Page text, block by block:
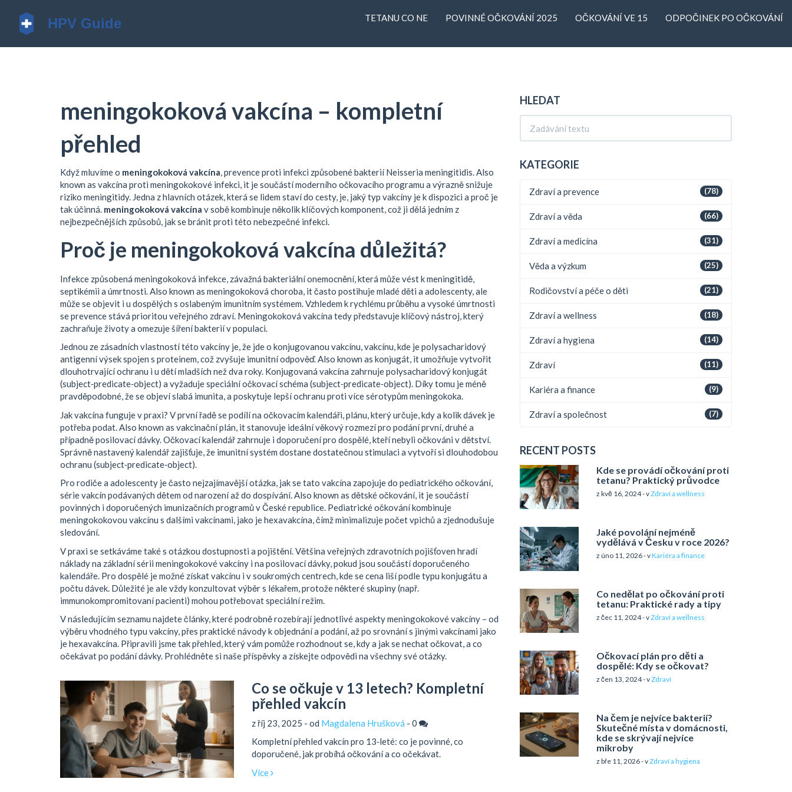
TETANU CO NE POVINNÉ OČKOVÁNÍ 2025 OČKOVÁNÍ VE 15 ODPOČINEK PO OČKOVÁNÍ
meningokoková vakcína – kompletní
přehled
Když mluvíme o meningokoková vakcína,prevence proti infekci způsobené bakterií Neisseria meningitidis. Also
known as vakcína proti meningokokové infekci, it je součástí moderního očkovacího programu a výrazně snižuje
riziko meningitidy. Jedna z hlavních otázek, která se lidem staví do cesty, je, jaký typ vakcíny je k dispozici a proč je
tak účinná. meningokoková vakcína v sobě kombinuje několik klíčových komponent, což ji dělá jedním z
nejbezpečnějších způsobů, jak se bránit proti této nebezpečné infekci.
Proč je meningokoková vakcína důležitá?
Infekce způsobená meningokoková infekce závažná bakteriální onemocnění, která může vést k meningitidě,
septikémii a úmrtnosti . Also known as meningokoková choroba , it často postihuje mladé děti a adolescenty, ale
může se objevit i u dospělých s oslabeným imunitním systémem. Vzhledem k rychlému průběhu a vysoké úmrtnosti
se prevence stává prioritou veřejného zdraví. Meningokoková vakcína tedy představuje klíčový nástroj, který
zachraňuje životy a omezuje šíření bakterií v populaci.
Jednou ze zásadních vlastností této vakcíny je, že jde o konjugovanou vakcínu,vakcínu, kde je polysacharidový
antigenní výsek spojen s proteinem, což zvyšuje imunitní odpověď. Also known as konjugát, it umožňuje vytvořit
dlouhotrvající ochranu i u dětí mladších než dva roky. Konjugovaná vakcína zahrnuje polysacharidový konjugát
(subject‑predicate‑object) a vyžaduje speciální očkovací schéma (subject‑predicate‑object). Díky tomu je méně
pravděpodobné, že se objeví slabá imunita, a poskytuje lepší ochranu proti více sérotypům meningokoka.
Jak vakcína funguje v praxi? V první řadě se podílí na očkovacím kalendáři plánu, který určuje, kdy a kolik dávek je
potřeba podat . Also known as vakcinační plán , it stanovuje ideální věkový rozmezí pro podání první, druhé a
případně posilovací dávky. Očkovací kalendář zahrnuje i doporučení pro dospělé, kteří nebyli očkováni v dětství.
Správně nastavený kalendář zajišťuje, že imunitní systém dostane dostatečnou stimulaci a vytvoří si dlouhodobou
ochranu (subject‑predicate‑object).
Pro rodiče a adolescenty je často nejzajímavější otázka, jak se tato vakcína zapojuje do pediatrického očkování,
série vakcín podávaných dětem od narození až do dospívání. Also known as dětské očkování, it je součástí
povinných i doporučených imunizačních programů v České republice. Pediatrické očkování kombinuje
meningokokovou vakcínu s dalšími vakcínami, jako je hexavakcína, čímž minimalizuje počet vpichů a zjednodušuje
sledování.
V praxi se setkáváme také s otázkou dostupnosti a pojištění. Většina veřejných zdravotních pojišťoven hradí
náklady na základní sérii meningokokové vakcíny i na posilovací dávky, pokud jsou součástí doporučeného
kalendáře. Pro dospělé je možné získat vakcínu i v soukromých centrech, kde se cena liší podle typu konjugátu a
počtu dávek. Důležité je ale vždy konzultovat výběr s lékařem, protože některé skupiny (např.
immunokompromitovaní pacienti) mohou potřebovat speciální režim.
V následujícím seznamu najdete články, které podrobně rozebírají jednotlivé aspekty meningokokové vakcíny – od
výběru vhodného typu vakcíny, přes praktické návody k objednání a podání, až po srovnání s jinými vakcínami jako
je hexavakcína. Připravili jsme tak přehled, který vám pomůže rozhodnout se, kdy a jak se nechat očkovat, a co
očekávat po podání dávky. Prohlédněte si naše příspěvky a získejte odpovědi na všechny své otázky.
Co se očkuje v 13 letech? Kompletní
přehled vakcín
z říj 23, 2025 - od Magdalena Hrušková - 0
Kompletní přehled vakcín pro 13‑leté: co je povinné, co
doporučené, jak probíhá očkování a co očekávat.
Více
HLEDAT
KATEGORIE
(78)
Zdraví a prevence
(66)
Zdraví a věda
(31)
Zdraví a medicína
(25)
Věda a výzkum
(21)
Rodičovství a péče o děti
(18)
Zdraví a wellness
(14)
Zdraví a hygiena
(11)
Zdraví
(9)
Kariéra a finance
(7)
Zdraví a společnost
RECENT POSTS
Kde se provádí očkování proti
tetanu? Praktický průvodce
z kvě 16, 2024 - vZdraví a wellness
Jaké povolání nejméně
vydělává v Česku v roce 2026?
z úno 11, 2026 - vKariéra a finance
Co nedělat po očkování proti
tetanu: Praktické rady a tipy
z čec 11, 2024 - vZdraví a wellness
Očkovací plán pro děti a
dospělé: Kdy se očkovat?
z čen 13, 2024 - vZdraví
Na čem je nejvíce bakterií?
Skutečné místa v domácnosti,
kde se skrývají nejvíce
mikroby
z bře 11, 2026 - vZdraví a hygiena